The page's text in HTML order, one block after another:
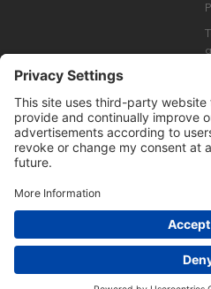
Derechos de autor © Many